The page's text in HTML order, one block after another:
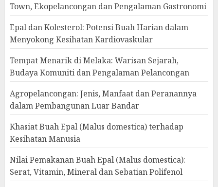
Town, Ekopelancongan dan Pengalaman Gastronomi
Epal dan Kolesterol: Potensi Buah Harian dalam
Menyokong Kesihatan Kardiovaskular
Tempat Menarik di Melaka: Warisan Sejarah,
Budaya Komuniti dan Pengalaman Pelancongan
Agropelancongan: Jenis, Manfaat dan Peranannya
dalam Pembangunan Luar Bandar
Khasiat Buah Epal (Malus domestica) terhadap
Kesihatan Manusia
Nilai Pemakanan Buah Epal (Malus domestica):
Serat, Vitamin, Mineral dan Sebatian Polifenol